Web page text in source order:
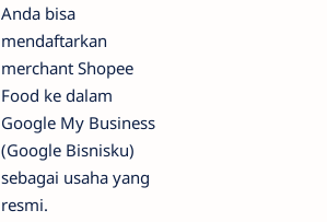
Anda bisa
mendaftarkan
merchant Shopee
Food ke dalam
Google My Business
(Google Bisnisku)
sebagai usaha yang
resmi.